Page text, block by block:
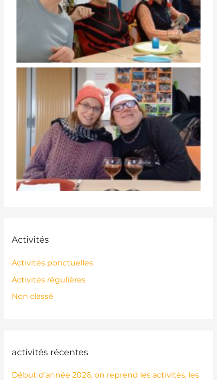
Activités
Activités ponctuelles
Activités régulières
Non classé
activités récentes
Début d’année 2026, on reprend les activités, les